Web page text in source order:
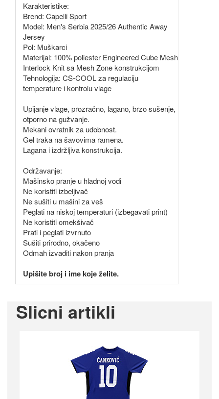
Karakteristike:
Brend: Capelli Sport
Model: Men's Serbia 2025/26 Authentic Away
Jersey
Pol: Muškarci
Materijal: 100% poliester Engineered Cube Mesh
Interlock Knit sa Mesh Zone konstrukcijom
Tehnologija: CS-COOL za regulaciju
temperature i kontrolu vlage
Upijanje vlage, prozračno, lagano, brzo sušenje,
otporno na gužvanje.
Mekani ovratnik za udobnost.
Gel traka na šavovima ramena.
Lagana i izdržljiva konstrukcija.
Održavanje:
Mašinsko pranje u hladnoj vodi
Ne koristiti izbeljivač
Ne sušiti u mašini za veš
Peglati na niskoj temperaturi (izbegavati print)
Ne koristiti omekšivač
Prati i peglati izvrnuto
Sušiti prirodno, okačeno
Odmah izvaditi nakon pranja
Upišite broj i ime koje želite.
Slicni artikli